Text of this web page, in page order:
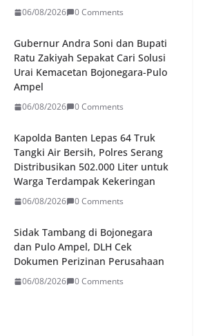
06/08/2026 0 Comments
Gubernur Andra Soni dan Bupati
Ratu Zakiyah Sepakat Cari Solusi
Urai Kemacetan Bojonegara-Pulo
Ampel
06/08/2026 0 Comments
Kapolda Banten Lepas 64 Truk
Tangki Air Bersih, Polres Serang
Distribusikan 502.000 Liter untuk
Warga Terdampak Kekeringan
06/08/2026 0 Comments
Sidak Tambang di Bojonegara
dan Pulo Ampel, DLH Cek
Dokumen Perizinan Perusahaan
06/08/2026 0 Comments